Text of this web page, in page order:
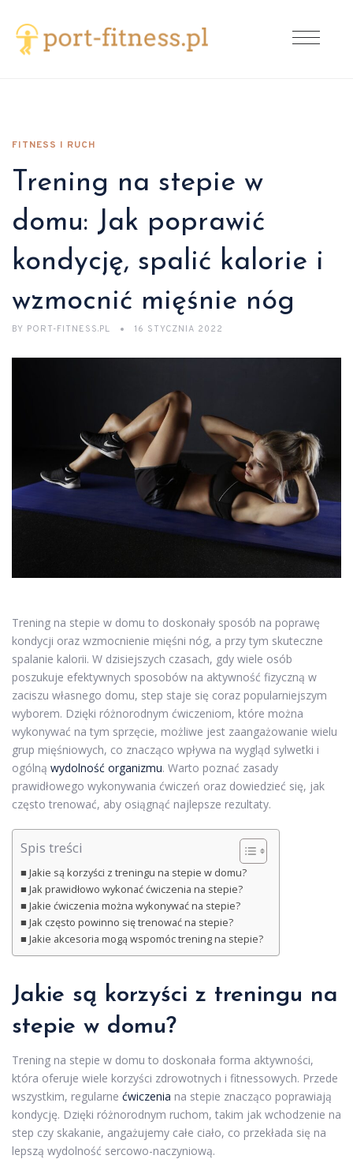
FITNESS I RUCH
Trening na stepie w
domu: Jak poprawić
kondycję, spalić kalorie i
wzmocnić mięśnie nóg
BY PORT-FITNESS.PL 16 STYCZNIA 2022
Trening na stepie w domu to doskonały sposób na poprawę
kondycji oraz wzmocnienie mięśni nóg, a przy tym skuteczne
spalanie kalorii. W dzisiejszych czasach, gdy wiele osób
poszukuje efektywnych sposobów na aktywność fizyczną w
zaciszu własnego domu, step staje się coraz popularniejszym
wyborem. Dzięki różnorodnym ćwiczeniom, które można
wykonywać na tym sprzęcie, możliwe jest zaangażowanie wielu
grup mięśniowych, co znacząco wpływa na wygląd sylwetki i
ogólną wydolność organizmu. Warto poznać zasady
prawidłowego wykonywania ćwiczeń oraz dowiedzieć się, jak
często trenować, aby osiągnąć najlepsze rezultaty.
Spis treści
Jakie są korzyści z treningu na stepie w domu?
Jak prawidłowo wykonać ćwiczenia na stepie?
Jakie ćwiczenia można wykonywać na stepie?
Jak często powinno się trenować na stepie?
Jakie akcesoria mogą wspomóc trening na stepie?
Jakie są korzyści z treningu na
stepie w domu?
Trening na stepie w domu to doskonała forma aktywności,
która oferuje wiele korzyści zdrowotnych i fitnessowych. Przede
wszystkim, regularne ćwiczenia na stepie znacząco poprawiają
kondycję. Dzięki różnorodnym ruchom, takim jak wchodzenie na
step czy skakanie, angażujemy całe ciało, co przekłada się na
lepszą wydolność sercowo-naczyniową.